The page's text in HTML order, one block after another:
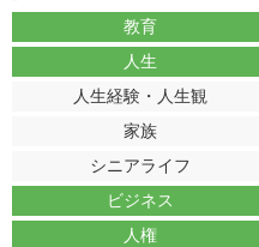
教育
人生
人生経験・人生観
家族
シニアライフ
ビジネス
人権